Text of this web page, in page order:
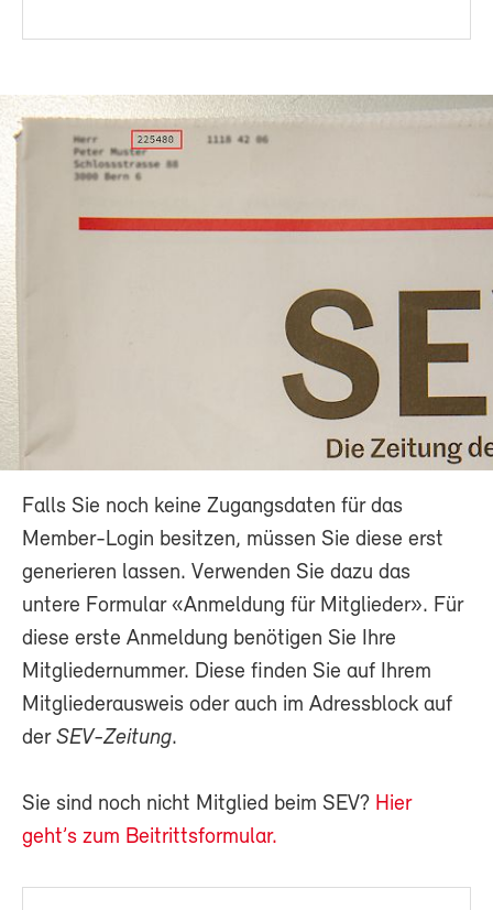
Falls Sie noch keine Zugangsdaten für das
Member-Login besitzen, müssen Sie diese erst
generieren lassen. Verwenden Sie dazu das
untere Formular «Anmeldung für Mitglieder». Für
diese erste Anmeldung benötigen Sie Ihre
Mitgliedernummer. Diese finden Sie auf Ihrem
Mitgliederausweis oder auch im Adressblock auf
der SEV-Zeitung.
Sie sind noch nicht Mitglied beim SEV? Hier
geht’s zum Beitrittsformular.